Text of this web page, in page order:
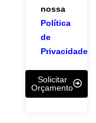
nossa
Política
de
Privacidade
Solicitar
Orçamento